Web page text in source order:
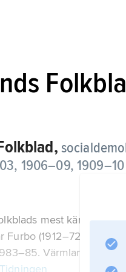
1906–09,
mest kända
Furbo (1912–72),
Värmlands